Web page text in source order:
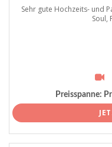
Sehr gute Hochzeits- und
Soul,
Preisspanne: